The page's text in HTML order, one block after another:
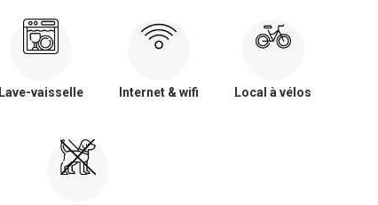
Lave-vaisselle Internet & wifi Local à vélos